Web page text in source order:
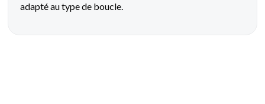
adapté au type de boucle.